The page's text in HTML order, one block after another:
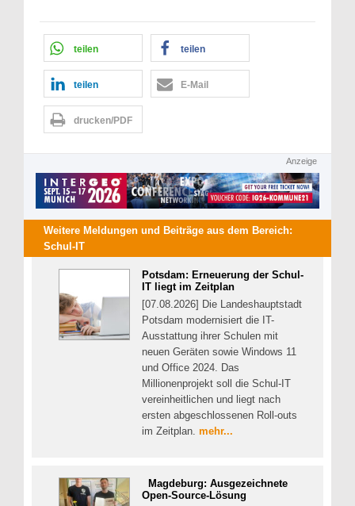
teilen teilen
teilen E-Mail
drucken/PDF
Anzeige
Weitere Meldungen und Beiträge aus dem Bereich:
Schul-IT
Potsdam: Erneuerung der Schul-
IT liegt im Zeitplan
[07.08.2026] Die Landeshauptstadt
Potsdam modernisiert die IT-
Ausstattung ihrer Schulen mit
neuen Geräten sowie Windows 11
und Office 2024. Das
Millionenprojekt soll die Schul-IT
vereinheitlichen und liegt nach
ersten abgeschlossenen Roll-outs
im Zeitplan. mehr...
Magdeburg: Ausgezeichnete
Open-Source-Lösung